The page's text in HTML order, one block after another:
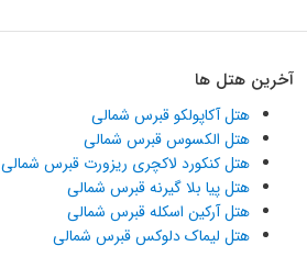
آخرین هتل ها
هتل آکاپولکو قبرس شمالی
هتل الکسوس قبرس شمالی
هتل کنکورد لاکچری ریزورت قبرس شمالی
هتل پیا بلا گیرنه قبرس شمالی
هتل آرکین اسکله قبرس شمالی
هتل لیماک دلوکس قبرس شمالی